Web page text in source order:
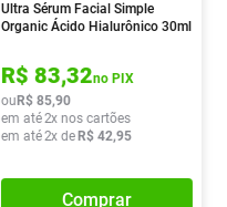
Ultra Sérum Facial Simple
Organic Ácido Hialurônico 30ml
R$ 83,32no PIX
ou R$ 85,90
em até2x nos cartões
em até2x de R$ 42,95
Comprar